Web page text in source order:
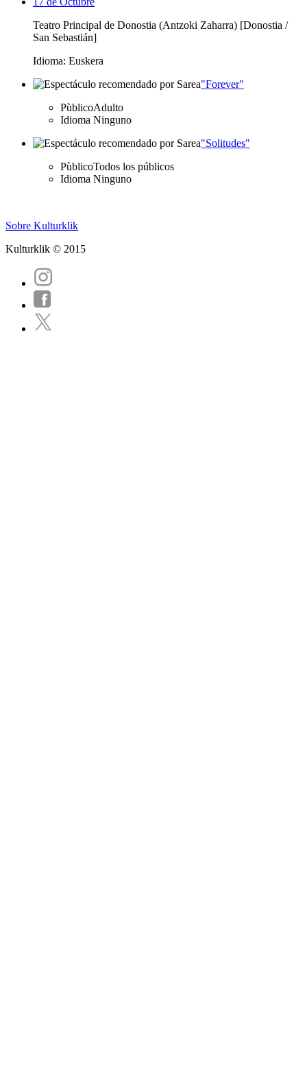
Teatro Principal de Donostia (Antzoki Zaharra) [Donostia /
San Sebastián]
Idioma: Euskera
"Forever"
PùblicoAdulto
Idioma Ninguno
"Solitudes"
PùblicoTodos los públicos
Idioma Ninguno
Sobre Kulturklik
Kulturklik © 2015